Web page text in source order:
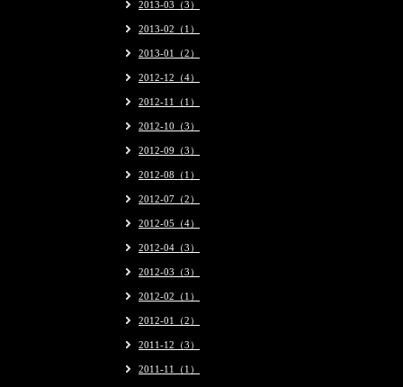
2013-03（3）
2013-02（1）
2013-01（2）
2012-12（4）
2012-11（1）
2012-10（3）
2012-09（3）
2012-08（1）
2012-07（2）
2012-05（4）
2012-04（3）
2012-03（3）
2012-02（1）
2012-01（2）
2011-12（3）
2011-11（1）